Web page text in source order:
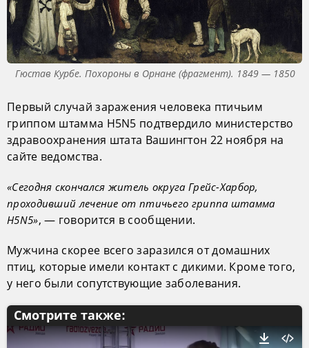
Гюстав Курбе. Похороны в Орнане (фрагмент). 1849 — 1850
Первый случай заражения человека птичьим
гриппом штамма H5N5 подтвердило министерство
здравоохранения штата Вашингтон 22 ноября на
сайте ведомства.
«Сегодня скончался житель округа Грейс-Харбор,
проходивший лечение от птичьего гриппа штамма
H5N5», — говорится в сообщении.
Мужчина скорее всего заразился от домашних
птиц, которые имели контакт с дикими. Кроме того,
у него были сопутствующие заболевания.
Смотрите также: